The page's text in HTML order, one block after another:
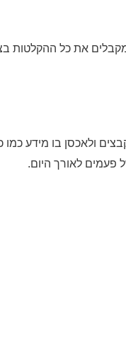
את כל ההקלטות
ולאכסן בו מידע כמו
פעמים לאורך היום.